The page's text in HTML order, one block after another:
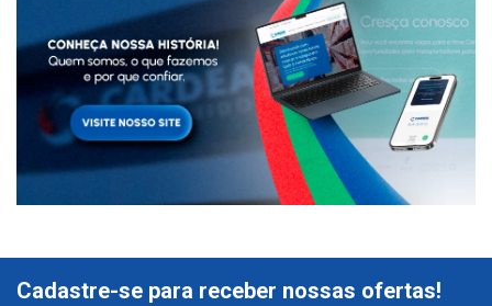
Cadastre-se para receber nossas ofertas!